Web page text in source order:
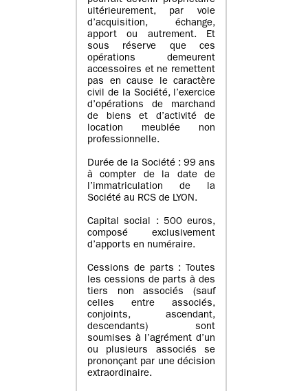
ultérieurement, par voie
d’acquisition, échange,
apport ou autrement. Et
sous réserve que ces
opérations demeurent
accessoires et ne remettent
pas en cause le caractère
civil de la Société, l’exercice
d’opérations de marchand
de biens et d’activité de
location meublée non
professionnelle.
Durée de la Société : 99 ans
à compter de la date de
l’immatriculation de la
Société au RCS de LYON.
Capital social : 500 euros,
composé exclusivement
d’apports en numéraire.
Cessions de parts : Toutes
les cessions de parts à des
tiers non associés (sauf
celles entre associés,
conjoints, ascendant,
descendants) sont
soumises à l’agrément d’un
ou plusieurs associés se
prononçant par une décision
extraordinaire.